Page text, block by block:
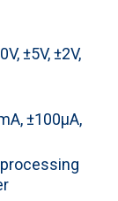
±5V, ±2V,
±100μA,